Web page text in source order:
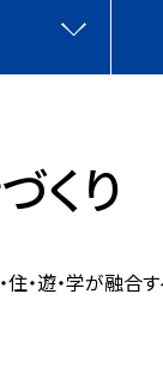
くり
・遊・学が融合